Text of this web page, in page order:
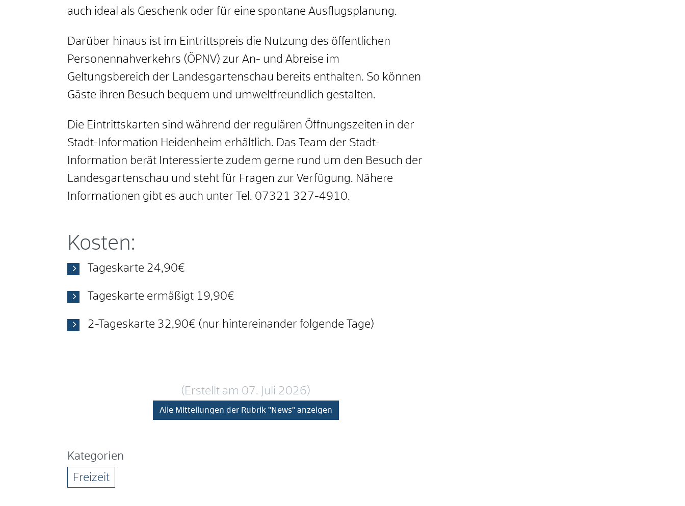
auch ideal als Geschenk oder für eine spontane Ausflugsplanung.
Darüber hinaus ist im Eintrittspreis die Nutzung des öffentlichen
Personennahverkehrs (ÖPNV) zur An- und Abreise im
Geltungsbereich der Landesgartenschau bereits enthalten. So können
Gäste ihren Besuch bequem und umweltfreundlich gestalten.
Die Eintrittskarten sind während der regulären Öffnungszeiten in der
Stadt-Information Heidenheim erhältlich. Das Team der Stadt-
Information berät Interessierte zudem gerne rund um den Besuch der
Landesgartenschau und steht für Fragen zur Verfügung. Nähere
Informationen gibt es auch unter Tel. 07321 327-4910.
Kosten:
Tageskarte 24,90€
Tageskarte ermäßigt 19,90€
2-Tageskarte 32,90€ (nur hintereinander folgende Tage)
(Erstellt am 07. Juli 2026)
Alle Mitteilungen der Rubrik "News" anzeigen
Kategorien
Freizeit